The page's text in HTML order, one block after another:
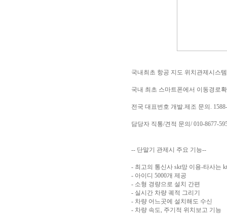
국내최초 항공 지도 위치관제시스
국내 최초 스마트폰에서 이동경로
전국 대표번호 개발.제조 문의.
담당자 직통/견적 문의/ 010-8677-
-- 단말기 관제시 주요 기능--
- 최고의 통신사 skt망 이용-타사는
- 아이디 5000개 제공
- 소형 경량으로 설치 간편
- 실시간 차량 궤적 그리기
- 차량 어느곳에 설치해도 수신
- 차량 속도, 주기적 위치보고 기능